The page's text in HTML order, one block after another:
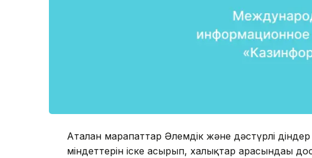
Аталған марапаттар Әлемдік және дәстүрлі
міндеттерін іске асырып, халықтар арасындағы